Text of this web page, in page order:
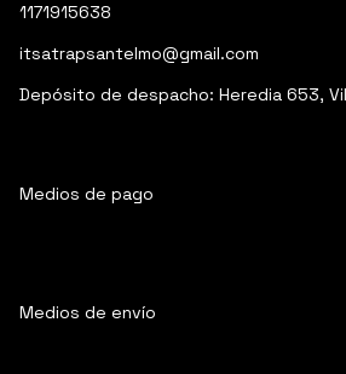
1171915638
itsatrapsantelmo@gmail.com
Depósito de despacho: Heredia 653,
Medios de pago
Medios de envío